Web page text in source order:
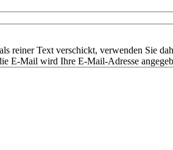
reiner Text verschickt, verwenden Sie
E-Mail wird Ihre E-Mail-Adresse